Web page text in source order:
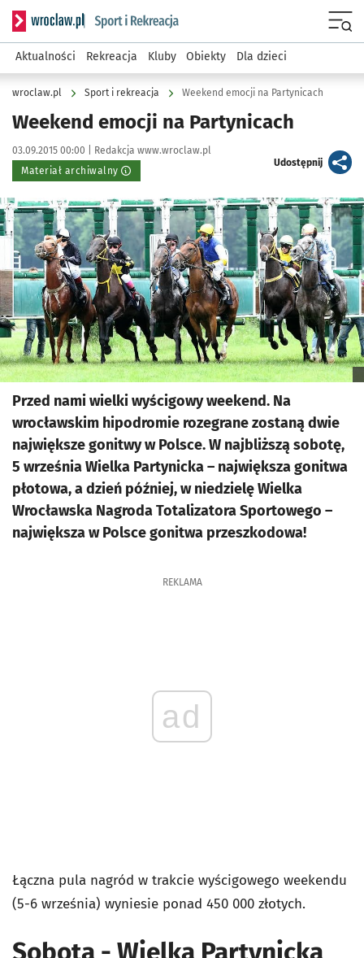
Serwis informacyjny wroclaw.pl podserwis: Sport i rekreacja
Aktualności Rekreacja Kluby Obiekty Dla dzieci
wroclaw.pl Sport i rekreacja Weekend emocji na Partynicach
Weekend emocji na Partynicach
Data publikacji:
03.09.2015 00:00 | Autor:
Redakcja www.wroclaw.pl
Materiał archiwalny
Udostępnijartykuł
Kliknij, aby powiększyć
Przed nami wielki wyścigowy weekend. Na
wrocławskim hipodromie rozegrane zostaną dwie
największe gonitwy w Polsce. W najbliższą sobotę,
5 września Wielka Partynicka – największa gonitwa
płotowa, a dzień później, w niedzielę Wielka
Wrocławska Nagroda Totalizatora Sportowego –
największa w Polsce gonitwa przeszkodowa!
REKLAMA
ad
Łączna pula nagród w trakcie wyścigowego weekendu
(5-6 września) wyniesie ponad 450 000 złotych.